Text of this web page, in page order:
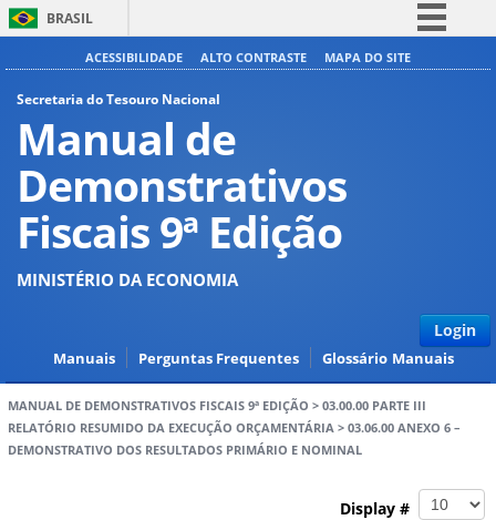
BRASIL
Simplifique!
Legislação
Canais
ACESSIBILIDADE ALTO CONTRASTE MAPA DO SITE
Secretaria do Tesouro Nacional
Manual de
Demonstrativos
Fiscais 9ª Edição
MINISTÉRIO DA ECONOMIA
Login
Manuais Perguntas Frequentes Glossário Manuais
MANUAL DE DEMONSTRATIVOS FISCAIS 9ª EDIÇÃO > 03.00.00 PARTE III
RELATÓRIO RESUMIDO DA EXECUÇÃO ORÇAMENTÁRIA > 03.06.00 ANEXO 6 –
DEMONSTRATIVO DOS RESULTADOS PRIMÁRIO E NOMINAL
Display #